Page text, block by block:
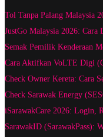
Tol Tanpa Palang Malaysia
JustGo Malaysia 2026:
Semak Pemilik Kenderaan
Cara Aktifkan VoLTE Digi
Check Owner Kereta: Cara
Check Sarawak Energy
iSarawakCare 2026: Login,
SarawakID (SarawakPass):